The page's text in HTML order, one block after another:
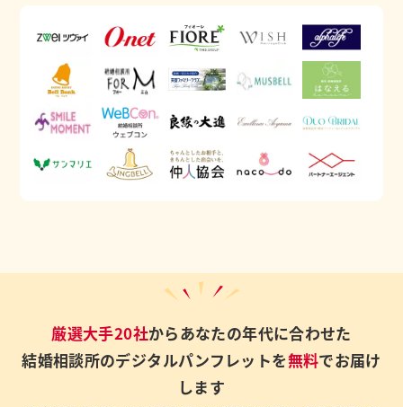
厳選大手20社からあなたの年代に合わせた
結婚相談所のデジタルパンフレットを無料でお届け
します